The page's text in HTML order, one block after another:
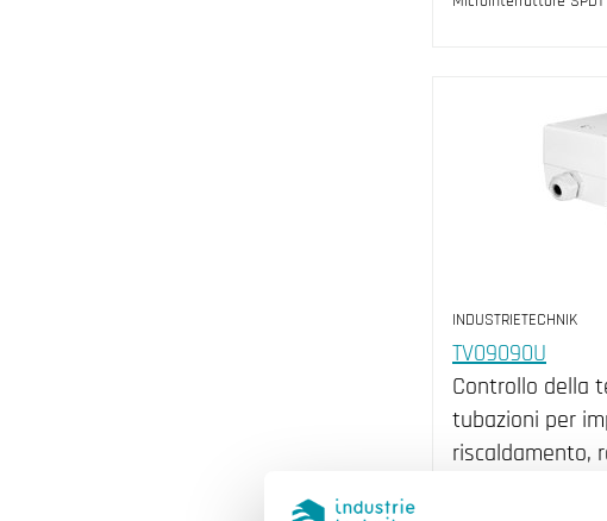
INDUSTRIETECHNIK
TV09090U
Controllo della
tubazioni per
riscaldamento,